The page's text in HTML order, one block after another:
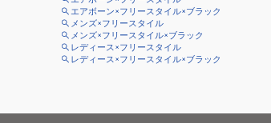
エアボーン×フリースタイル×ブラック
メンズ×フリースタイル
メンズ×フリースタイル×ブラック
レディース×フリースタイル
レディース×フリースタイル×ブラック